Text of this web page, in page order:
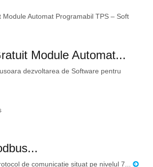
Module Automat...
dezvoltarea de Software pentru
de comunicatie situat pe nivelul 7...